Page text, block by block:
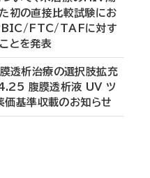
初の直接比較試験にお
BIC/FTC/TAFに対す
とを発表
透析治療の選択肢拡充
腹膜透析液 UV ツ
価基準収載のお知らせ